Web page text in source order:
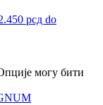
рсд do
могу бити